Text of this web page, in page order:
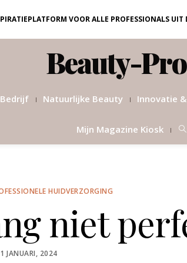
VOOR ALLE PROFESSIONALS UIT
Beauty-
Natuurlijke Beauty Innovatie
Mijn Magazine Kiosk
HUIDVERZORGING
niet
JANUARI, 2024